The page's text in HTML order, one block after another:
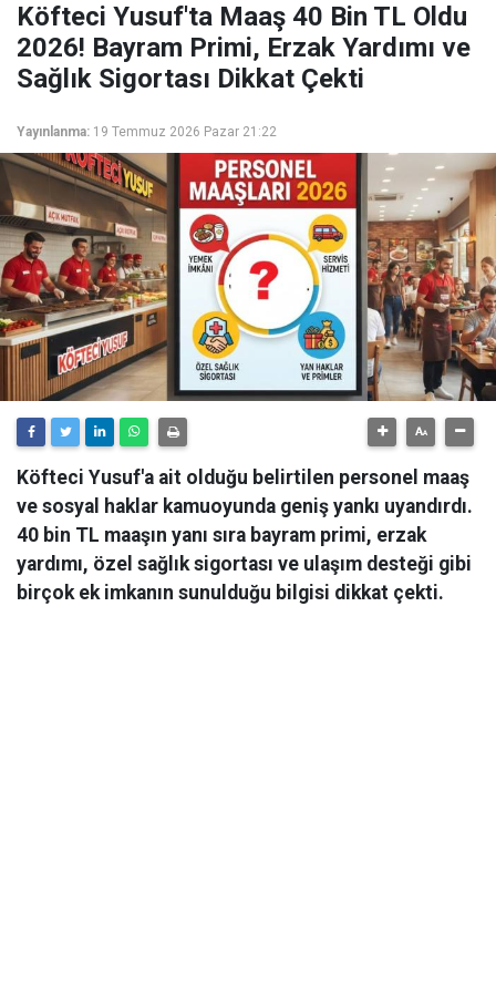
Köfteci Yusuf'ta Maaş 40 Bin TL Oldu
2026! Bayram Primi, Erzak Yardımı ve
Sağlık Sigortası Dikkat Çekti
Yayınlanma: 19 Temmuz 2026 Pazar 21:22
Köfteci Yusuf'a ait olduğu belirtilen personel maaş
ve sosyal haklar kamuoyunda geniş yankı uyandırdı.
40 bin TL maaşın yanı sıra bayram primi, erzak
yardımı, özel sağlık sigortası ve ulaşım desteği gibi
birçok ek imkanın sunulduğu bilgisi dikkat çekti.